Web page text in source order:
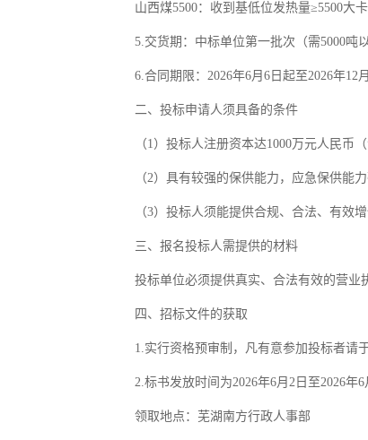
山西煤5500：收到基低位发热量≥5500大
5.交货期：中标单位第一批次（需5000吨
6.合同期限：2026年6月6日起至2026年12
二、投标申请人须具备的条件
（1）投标人注册资本达1000万元人民币
（2）具有较强的保供能力，应急保供能
（3）投标人须能提供合规、合法、有效
三、报名投标人需提供的材料
投标单位必须提供真实、合法有效的营业
四、招标文件的获取
1.实行资格预审制，凡有意参加投标者请
2.标书发放时间为2026年6月2日至2026
领取地点：芜湖南方行政人事部